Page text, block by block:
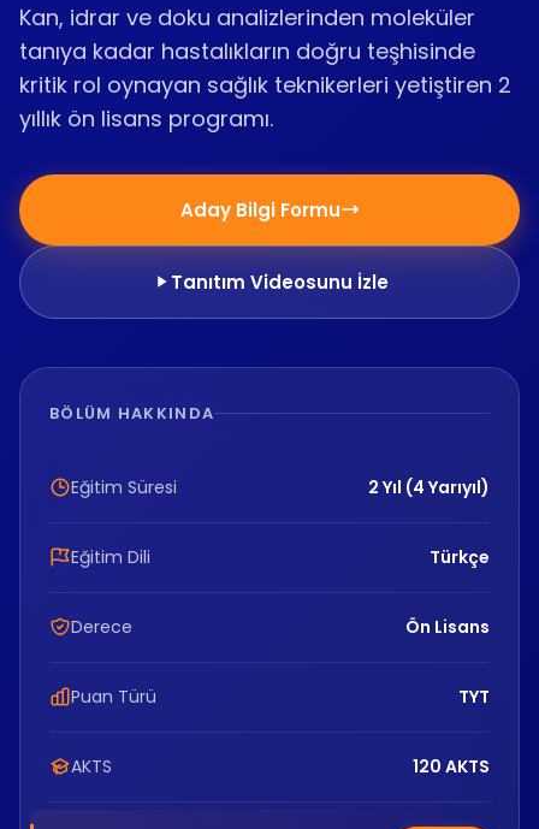
Kan, idrar ve doku analizlerinden moleküler
tanıya kadar hastalıkların doğru teşhisinde
kritik rol oynayan sağlık teknikerleri yetiştiren 2
yıllık ön lisans programı.
Aday Bilgi Formu
Tanıtım Videosunu İzle
BÖLÜM HAKKINDA
Eğitim Süresi 2 Yıl (4 Yarıyıl)
Eğitim Dili Türkçe
Derece Ön Lisans
Puan Türü TYT
AKTS 120 AKTS